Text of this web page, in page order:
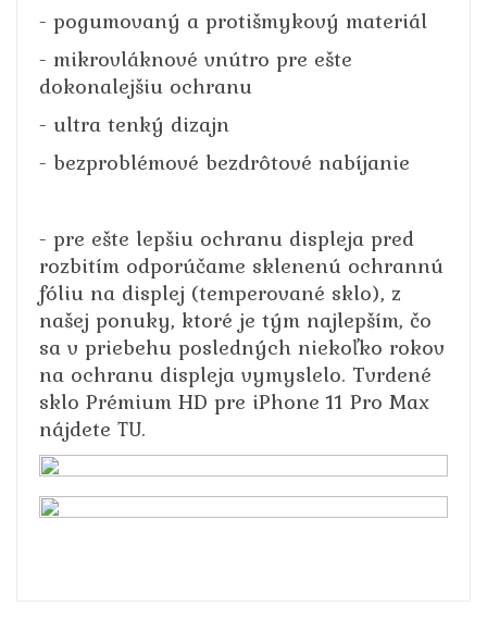
- pogumovaný a protišmykový materiál
- mikrovláknové vnútro pre ešte
dokonalejšiu ochranu
- ultra tenký dizajn
- bezproblémové bezdrôtové nabíjanie
- pre ešte lepšiu ochranu displeja pred
rozbitím odporúčame sklenenú ochrannú
fóliu na displej (temperované sklo), z
našej ponuky, ktoré je tým najlepším, čo
sa v priebehu posledných niekoľko rokov
na ochranu displeja vymyslelo. Tvrdené
sklo Prémium HD pre iPhone 11 Pro Max
nájdete TU.